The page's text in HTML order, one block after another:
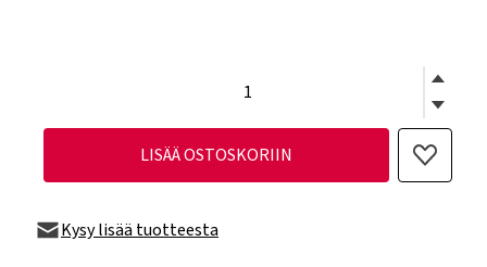
LISÄÄ OSTOSKORIIN
Kysy lisää tuotteesta